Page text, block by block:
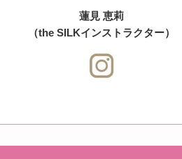
蓮見 恵莉
（the SILKインストラクター）